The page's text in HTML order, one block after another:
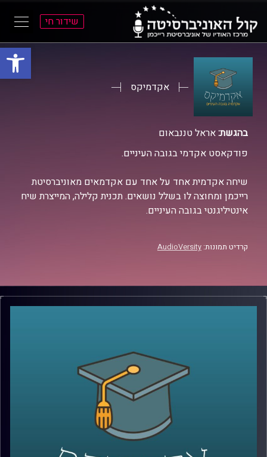
פתח
שידור חי
אקדמיקס
בהגשת:אראל טננבאום
פודקאסט אקדמי בגובה העיניים.
שיחה אקדמית אחד על אחד עם אקדמאים מאוניברסיטת
רייכמן ומחוצה לו בשלל נושאים. תכנית קלילה, המייצרת שיח
אינטיליגנטי בגובה העיניים.
קרדיט תמונות: AudioVersity